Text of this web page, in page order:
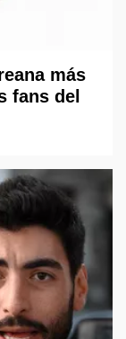
más
fans del